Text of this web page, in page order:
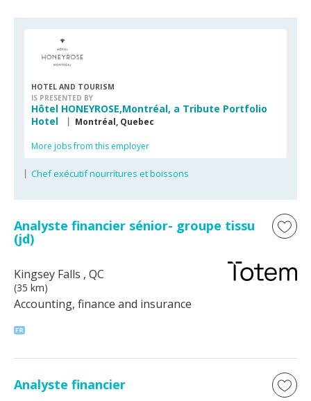
HOTEL AND TOURISM
IS PRESENTED BY
Hôtel HONEYROSE,Montréal, a Tribute Portfolio
Hotel
Montréal, Quebec
More jobs from this employer
Chef exécutif nourritures et boissons
Analyste financier sénior- groupe tissu
(jd)
Kingsey Falls , QC
(35 km)
Accounting, finance and insurance
Analyste financier